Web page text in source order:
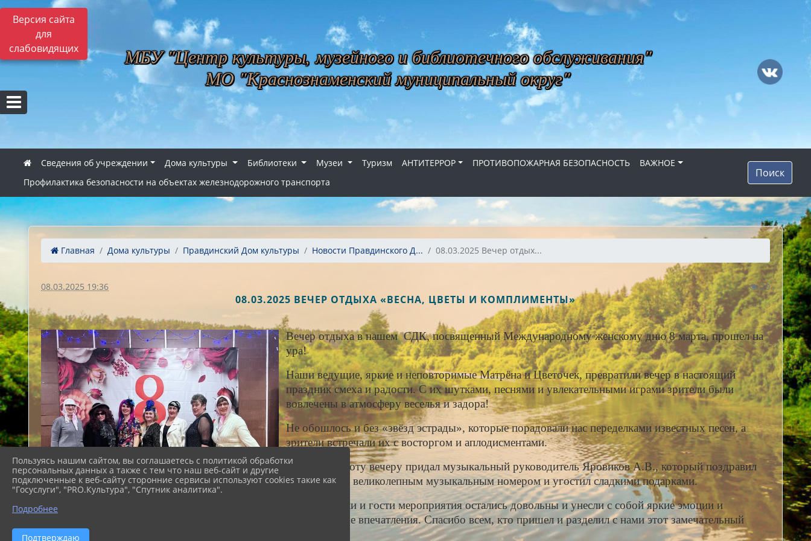
Версия сайта
для
слабовидящих
МБУ "Центр культуры, музейного и библиотечного обслуживания"
МО "Краснознаменский муниципальный округ"
Сведения об учреждении Дома культуры Библиотеки Музеи Туризм АНТИТЕРРОР ПРОТИВОПОЖАРНАЯ БЕЗОПАСНОСТЬ
ВАЖНОЕ
Профилактика безопасности на объектах железнодорожного транспорта
Поиск
Главная Дома культуры Правдинский Дом культуры Новости Правдинского Д... 08.03.2025 Вечер отдых...
08.03.2025 19:36 20
08.03.2025 ВЕЧЕР ОТДЫХА «ВЕСНА, ЦВЕТЫ И КОМПЛИМЕНТЫ»
Вечер отдыха в нашем СДК, посвященный Международному женскому дню 8 марта, прошел на
ура!
Наши ведущие, яркие и неповторимые Матрёна и Цветочек, превратили вечер в настоящий
праздник смеха и радости. С их шутками, песнями и увлекательными играми зрители были
вовлечены в атмосферу веселья и задора!
Не обошлось и без «звёзд эстрады», которые порадовали нас переделками известных песен, а
зрители встречали их с восторгом и аплодисментами.
Особую теплоту вечеру придал музыкальный руководитель Яровиков А.В., который поздравил
всех женщин великолепным музыкальным номером и угостил сладкими подарками.
Все участники и гости мероприятия остались довольны и унесли с собой яркие эмоции и
незабываемые впечатления. Спасибо всем, кто пришел и разделил с нами этот замечательный
Пользуясь нашим сайтом, вы соглашаетесь с политикой обработки
персональных данных а также с тем что наш веб-сайт и другие
подключенные к веб-сайту сторонние сервисы используют cookies такие как
"Госуслуги", "PRO.Культура", "Спутник аналитика".
Подробнее
Подтверждаю